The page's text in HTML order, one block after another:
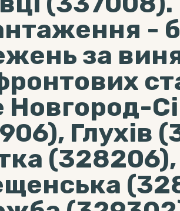
-
за
Новгород-
Глухів
(328206),